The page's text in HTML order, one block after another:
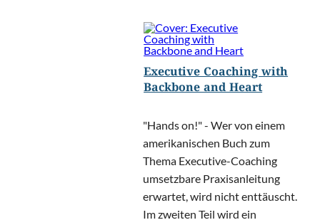
Executive Coaching with
Backbone and Heart
"Hands on!" - Wer von einem
amerikanischen Buch zum
Thema Executive-Coaching
umsetzbare Praxisanleitung
erwartet, wird nicht enttäuscht.
Im zweiten Teil wird ein